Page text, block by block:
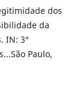
dos
da
IN: 3°
Paulo,